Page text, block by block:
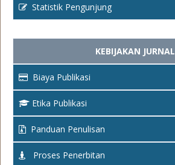
Statistik Pengunjung
KEBIJAKAN JURNAL
Biaya Publikasi
Etika Publikasi
Panduan Penulisan
Proses Penerbitan